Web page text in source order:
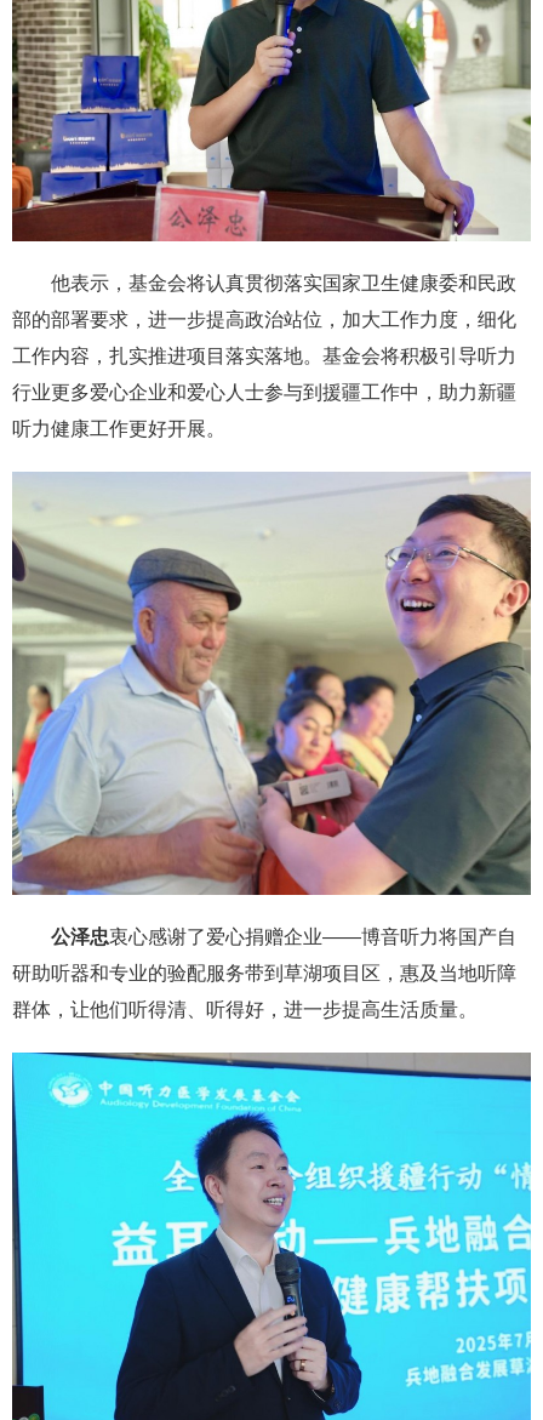
他表示，基金会将认真贯彻落实国家卫生健康委和民政
部的部署要求，进一步提高政治站位，加大工作力度，细化
工作内容，扎实推进项目落实落地。基金会将积极引导听力
行业更多爱心企业和爱心人士参与到援疆工作中，助力新疆
听力健康工作更好开展。
公泽忠衷心感谢了爱心捐赠企业——博音听力将国产自
研助听器和专业的验配服务带到草湖项目区，惠及当地听障
群体，让他们听得清、听得好，进一步提高生活质量。